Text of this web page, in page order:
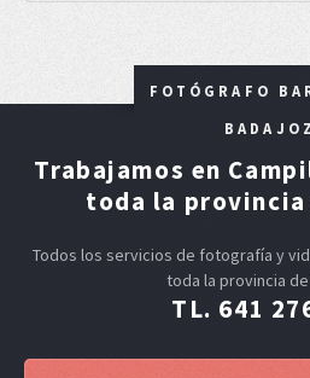
FOTÓGRAFO
BADAJOZ
Trabajamos en
toda la provincia
Todos los servicios de fotografía y
toda la provincia
TL. 641